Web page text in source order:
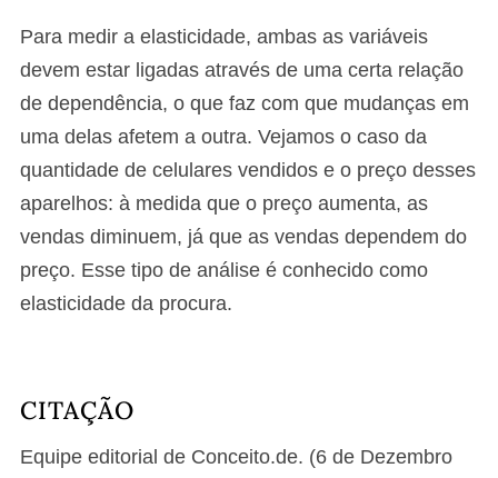
Para medir a elasticidade, ambas as variáveis
devem estar ligadas através de uma certa relação
de dependência, o que faz com que mudanças em
uma delas afetem a outra. Vejamos o caso da
quantidade de celulares vendidos e o preço desses
aparelhos: à medida que o preço aumenta, as
vendas diminuem, já que as vendas dependem do
preço. Esse tipo de análise é conhecido como
elasticidade da procura.
CITAÇÃO
Equipe editorial de Conceito.de. (6 de Dezembro